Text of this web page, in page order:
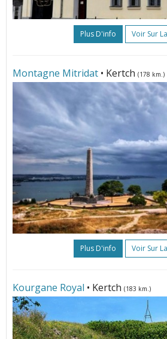
Plus D'info Voir Sur
Montagne Mitridat • Kertch (178 km.)
Plus D'info Voir Sur
Kourgane Royal • Kertch (183 km.)